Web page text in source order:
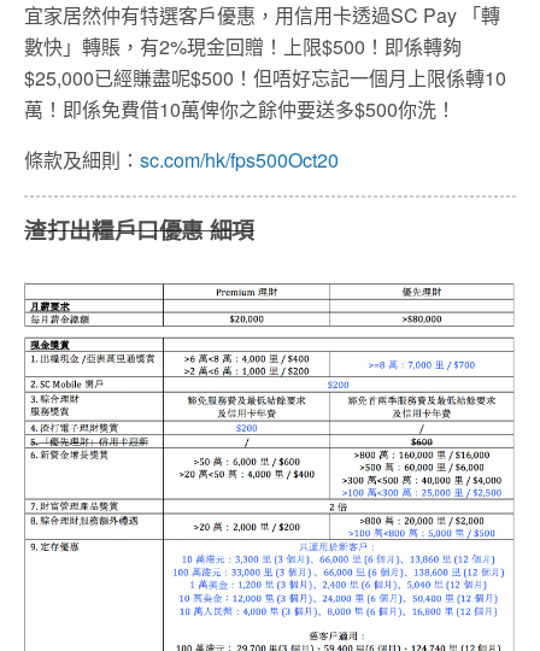
宜家居然仲有特選客戶優惠，用信用卡透過SC Pay 「轉
數快」轉賬，有2%現金回贈！上限$500！即係轉夠
$25,000已經賺盡呢$500！但唔好忘記一個月上限係轉10
萬！即係免費借10萬俾你之餘仲要送多$500你洗！
條款及細則： sc.com/hk/fps500Oct20
渣打出糧戶口優惠 細項